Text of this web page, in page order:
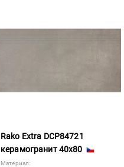
Rako Extra DCP84721
керамогранит 40x80
Материал: